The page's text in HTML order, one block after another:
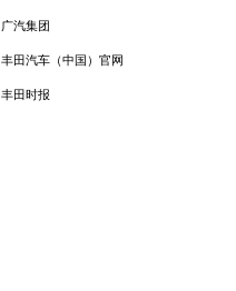
广汽集团
丰田汽车（中国）官网
丰田时报